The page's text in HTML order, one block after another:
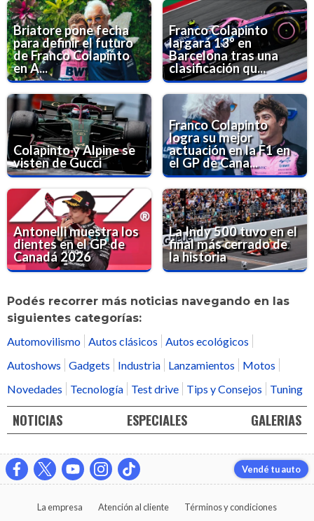
Briatore pone fecha
para definir el futuro
de Franco Colapinto
en A...
Franco Colapinto
largará 13° en
Barcelona tras una
clasificación qu...
Colapinto y Alpine se
visten de Gucci
Franco Colapinto
logra su mejor
actuación en la F1 en
el GP de Cana...
Antonelli muestra los
dientes en el GP de
Canadá 2026
La Indy 500 tuvo en el
final más cerrado de
la historia
Podés recorrer más noticias navegando en las
siguientes categorías:
Automovilismo
Autos clásicos
Autos ecológicos
Autoshows
Gadgets Industria Lanzamientos
Motos
Novedades
Tecnología Test drive Tips y Consejos Tuning
NOTICIAS ESPECIALES GALERIAS
Vendé tu auto
La empresa Atención al cliente Términos y condiciones